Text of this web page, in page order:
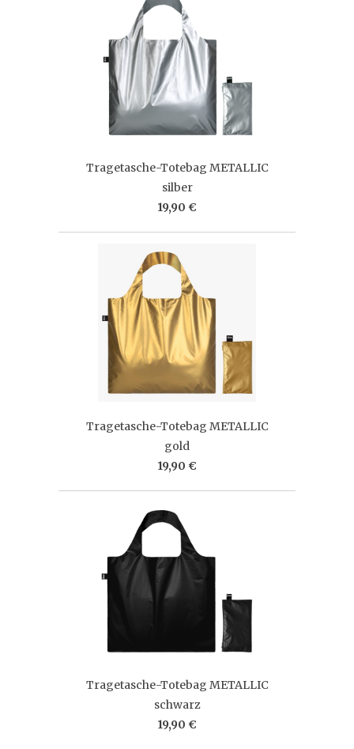
Tragetasche-Totebag METALLIC
silber
19,90 €
Tragetasche-Totebag METALLIC
gold
19,90 €
Tragetasche-Totebag METALLIC
schwarz
19,90 €